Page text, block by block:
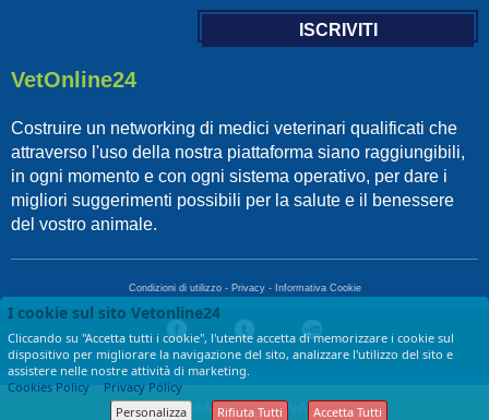
CHIAMA VETERINARI
VetOnline24
Costruire un networking di medici veterinari qualificati che
attraverso l'uso della nostra piattaforma siano raggiungibili,
in ogni momento e con ogni sistema operativo, per dare i
migliori suggerimenti possibili per la salute e il benessere
del vostro animale.
Condizioni di utilizzo- Privacy- Informativa Cookie
Copyright © 2017 VetOnLine24 - di LGF srl - P.IVA 13674721009
I cookie sul sito Vetonline24
Cliccando su "Accetta tutti i cookie", l'utente accetta di memorizzare i cookie sul
dispositivo per migliorare la navigazione del sito, analizzare l'utilizzo del sito e
assistere nelle nostre attività di marketing.
Cookies Policy
Privacy Policy
Personalizza
Rifiuta Tutti Accetta Tutti